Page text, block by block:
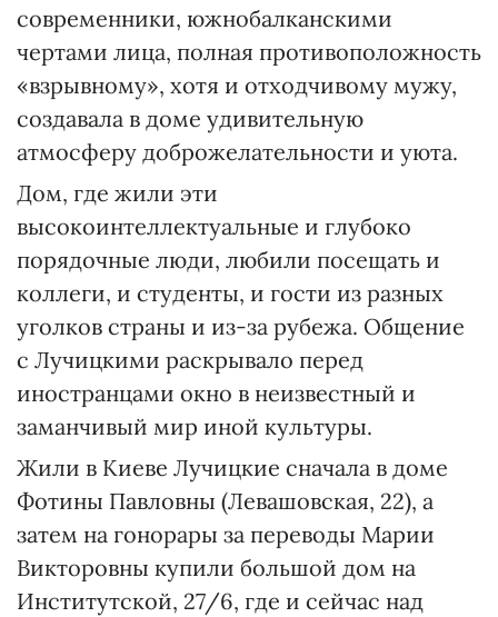
современники, южнобалканскими
чертами лица, полная противоположность
«взрывному», хотя и отходчивому мужу,
создавала в доме удивительную
атмосферу доброжелательности и уюта.
Дом, где жили эти
высокоинтеллектуальные и глубоко
порядочные люди, любили посещать и
коллеги, и студенты, и гости из разных
уголков страны и из-за рубежа. Общение
с Лучицкими раскрывало перед
иностранцами окно в неизвестный и
заманчивый мир иной культуры.
Жили в Киеве Лучицкие сначала в доме
Фотины Павловны (Левашовская, 22), а
затем на гонорары за переводы Марии
Викторовны купили большой дом на
Институтской, 27/6, где и сейчас над